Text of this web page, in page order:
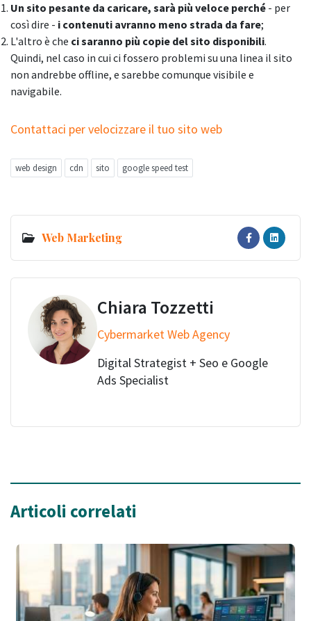
Un sito pesante da caricare, sarà più veloce perché - per
così dire - i contenuti avranno meno strada da fare;
L'altro è che ci saranno più copie del sito disponibili.
Quindi, nel caso in cui ci fossero problemi su una linea il sito
non andrebbe offline, e sarebbe comunque visibile e
navigabile.
Contattaci per velocizzare il tuo sito web
web design cdn sito google speed test
Web Marketing
Chiara Tozzetti
Cybermarket Web Agency
Digital Strategist + Seo e Google
Ads Specialist
Articoli correlati